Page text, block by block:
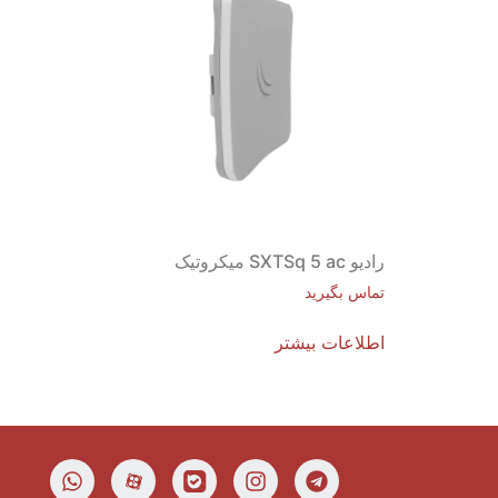
رادیو SXTSq 5 ac میکروتیک
تماس بگیرید
اطلاعات بیشتر